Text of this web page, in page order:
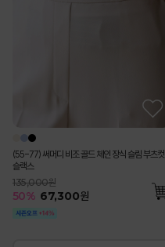
(55-77) 써머디 비조 골드 체인 장식 슬림 부츠컷
슬랙스
135,000원
50% 67,300원